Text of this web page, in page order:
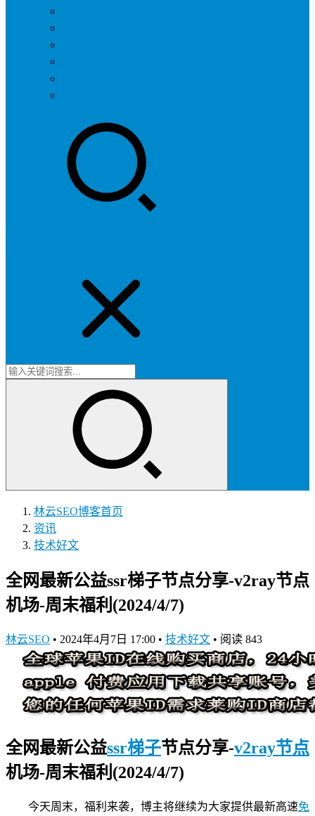
林云SEO博客首页
资讯
技术好文
全网最新公益ssr梯子节点分享-v2ray节点
机场-周末福利(2024/4/7)
林云SEO • 2024年4月7日 17:00 • 技术好文 • 阅读 843
全网最新公益ssr梯子节点分享-v2ray节点
机场-周末福利(2024/4/7)
今天周末，福利来袭，博主将继续为大家提供最新高速免